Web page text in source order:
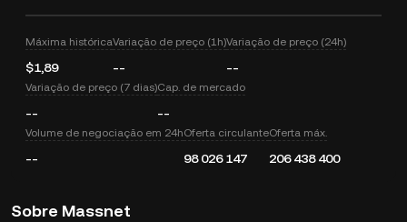
Máxima histórica
$1,89
Variação de preço (1h)
--
Variação de preço (24h)
--
Variação de preço (7 dias)
--
Cap. de mercado
--
Volume de negociação em 24h
--
Oferta circulante
98 026 147
Oferta máx.
206 438 400
Sobre Massnet